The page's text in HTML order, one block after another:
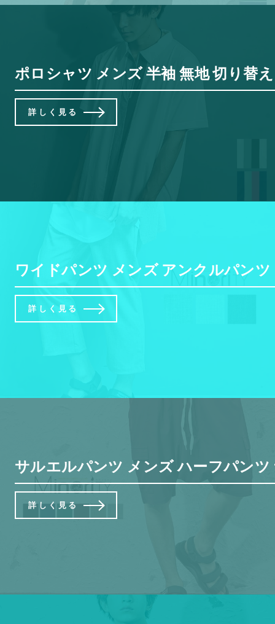
ポロシャツ メンズ 半袖 無地 切り替
詳しく見る
ワイドパンツ メンズ アンクルパン
詳しく見る
サルエルパンツ メンズ ハーフパン
詳しく見る